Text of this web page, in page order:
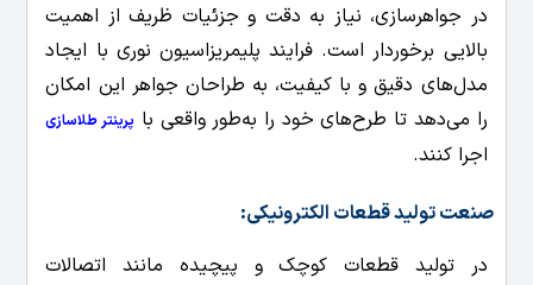
در جواهرسازی، نیاز به دقت و جزئیات ظریف از اهمیت
بالایی برخوردار است. فرایند پلیمریزاسیون نوری با ایجاد
مدل‌های دقیق و با کیفیت، به طراحان جواهر این امکان
را می‌دهد تا طرح‌های خود را به‌طور واقعی با پرینتر طلاسازی
اجرا کنند.
صنعت تولید قطعات الکترونیکی:
در تولید قطعات کوچک و پیچیده مانند اتصالات